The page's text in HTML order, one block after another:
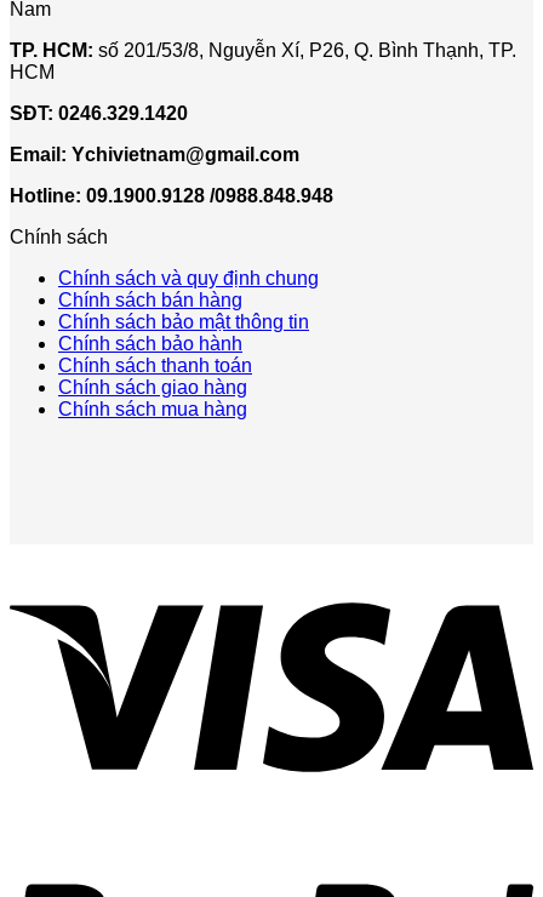
Nam
TP. HCM: số 201/53/8, Nguyễn Xí, P26, Q. Bình Thạnh, TP.
HCM
SĐT: 0246.329.1420
Email: Ychivietnam@gmail.com
Hotline: 09.1900.9128 /0988.848.948
Chính sách
Chính sách và quy định chung
Chính sách bán hàng
Chính sách bảo mật thông tin
Chính sách bảo hành
Chính sách thanh toán
Chính sách giao hàng
Chính sách mua hàng